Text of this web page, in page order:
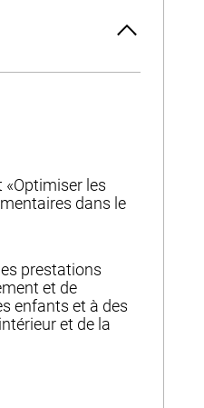
les
dans le
prestations
et de
enfants et à des
et de la